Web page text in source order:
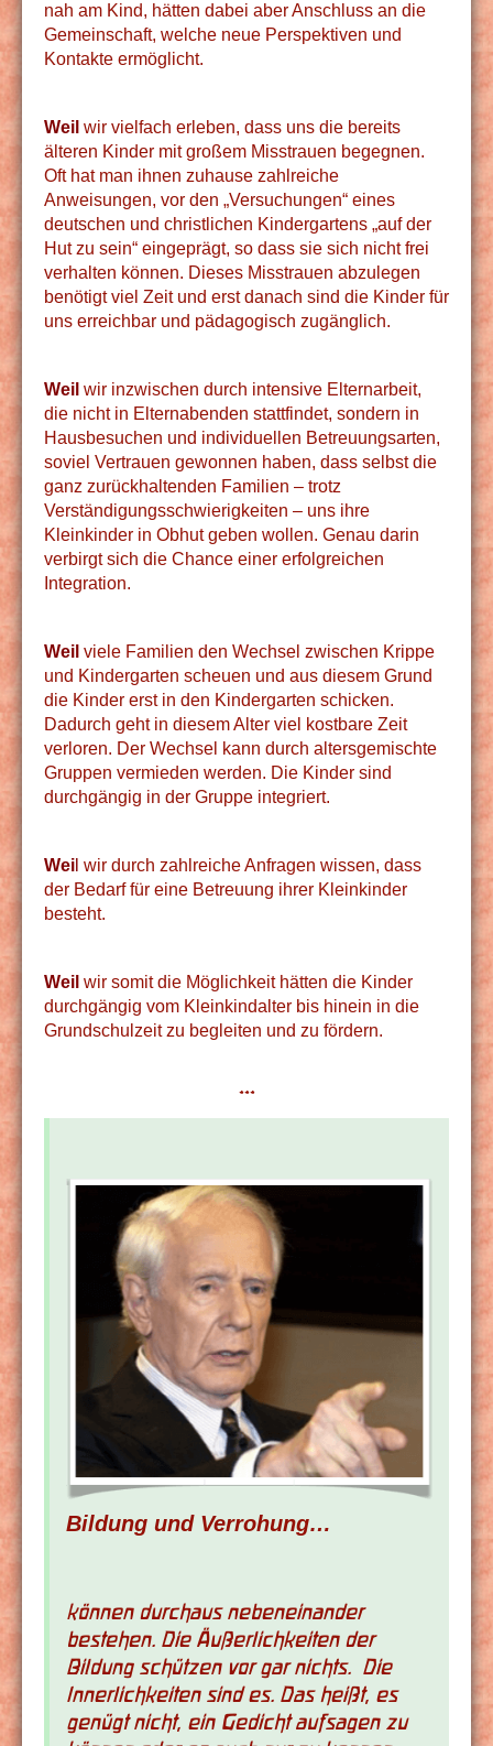
nah am Kind, hätten dabei aber Anschluss an die
Gemeinschaft, welche neue Perspektiven und
Kontakte ermöglicht.
Weil wir vielfach erleben, dass uns die bereits
älteren Kinder mit großem Misstrauen begegnen.
Oft hat man ihnen zuhause zahlreiche
Anweisungen, vor den „Versuchungen“ eines
deutschen und christlichen Kindergartens „auf der
Hut zu sein“ eingeprägt, so dass sie sich nicht frei
verhalten können. Dieses Misstrauen abzulegen
benötigt viel Zeit und erst danach sind die Kinder für
uns erreichbar und pädagogisch zugänglich.
Weil wir inzwischen durch intensive Elternarbeit,
die nicht in Elternabenden stattfindet, sondern in
Hausbesuchen und individuellen Betreuungsarten,
soviel Vertrauen gewonnen haben, dass selbst die
ganz zurückhaltenden Familien – trotz
Verständigungsschwierigkeiten – uns ihre
Kleinkinder in Obhut geben wollen. Genau darin
verbirgt sich die Chance einer erfolgreichen
Integration.
Weil viele Familien den Wechsel zwischen Krippe
und Kindergarten scheuen und aus diesem Grund
die Kinder erst in den Kindergarten schicken.
Dadurch geht in diesem Alter viel kostbare Zeit
verloren. Der Wechsel kann durch altersgemischte
Gruppen vermieden werden. Die Kinder sind
durchgängig in der Gruppe integriert.
Wei wir durch zahlreiche Anfragen wissen, dass
der Bedarf für eine Betreuung ihrer Kleinkinder
besteht.
Weil wir somit die Möglichkeit hätten die Kinder
durchgängig vom Kleinkindalter bis hinein in die
Grundschulzeit zu begleiten und zu fördern.
***
Bildung und Verrohung…
können durchaus nebeneinander
bestehen. Die Äußerlichkeiten der
Bildung schützen vor gar nichts. Die
Innerlichkeiten sind es. Das heißt, es
genügt nicht, ein Gedicht aufsagen zu